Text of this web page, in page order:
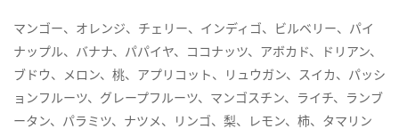
マンゴー、オレンジ、チェリー、インディゴ、ビルベリー、パイ
ナップル、バナナ、パパイヤ、ココナッツ、アボカド、ドリアン、
ブドウ、メロン、桃、アプリコット、リュウガン、スイカ、パッシ
ョンフルーツ、グレープフルーツ、マンゴスチン、ライチ、ランブ
ータン、パラミツ、ナツメ、リンゴ、梨、レモン、柿、タマリン